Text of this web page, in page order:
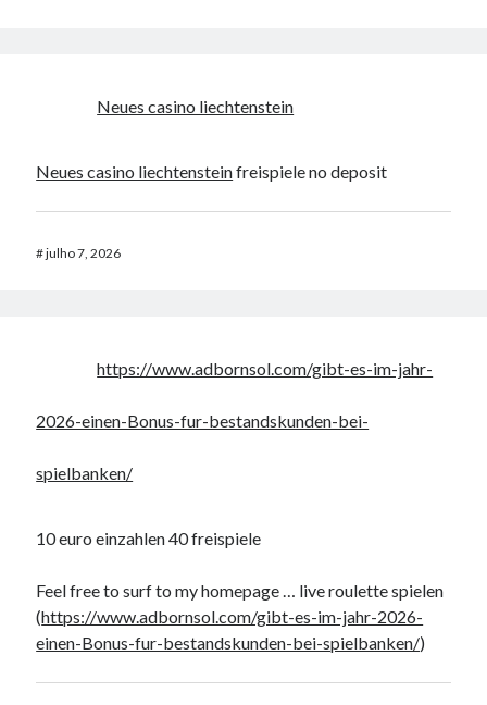
Neues casino liechtenstein
Neues casino liechtensteinfreispiele no deposit
#julho 7, 2026
https://www.adbornsol.com/gibt-es-im-jahr-
2026-einen-Bonus-fur-bestandskunden-bei-
spielbanken/
10 euro einzahlen 40 freispiele
Feel free to surf to my homepage … live roulette spielen
(https://www.adbornsol.com/gibt-es-im-jahr-2026-
einen-Bonus-fur-bestandskunden-bei-spielbanken/)